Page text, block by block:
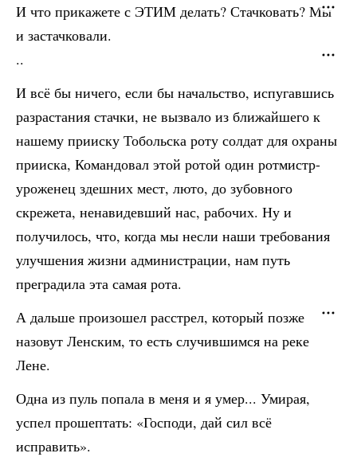
И что прикажете с ЭТИМ делать? Стачковать? Мы
и застачковали.
..
И всё бы ничего, если бы начальство, испугавшись
разрастания стачки, не вызвало из ближайшего к
нашему прииску Тобольска роту солдат для охраны
прииска, Командовал этой ротой один ротмистр-
уроженец здешних мест, люто, до зубовного
скрежета, ненавидевший нас, рабочих. Ну и
получилось, что, когда мы несли наши требования
улучшения жизни администрации, нам путь
преградила эта самая рота.
А дальше произошел расстрел, который позже
назовут Ленским, то есть случившимся на реке
Лене.
Одна из пуль попала в меня и я умер... Умирая,
успел прошептать: «Господи, дай сил всё
исправить».